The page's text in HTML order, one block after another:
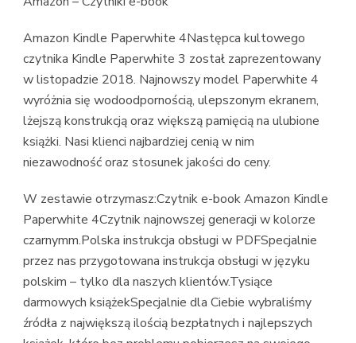
Amazon Kindle Paperwhite 4Następca kultowego
czytnika Kindle Paperwhite 3 został zaprezentowany
w listopadzie 2018. Najnowszy model Paperwhite 4
wyróżnia się wodoodpornością, ulepszonym ekranem,
lżejszą konstrukcją oraz większą pamięcią na ulubione
książki. Nasi klienci najbardziej cenią w nim
niezawodność oraz stosunek jakości do ceny.
W zestawie otrzymasz:Czytnik e-book Amazon Kindle
Paperwhite 4Czytnik najnowszej generacji w kolorze
czarnymm.Polska instrukcja obsługi w PDFSpecjalnie
przez nas przygotowana instrukcja obsługi w języku
polskim – tylko dla naszych klientów.Tysiące
darmowych książekSpecjalnie dla Ciebie wybraliśmy
źródła z największą ilością bezpłatnych i najlepszych